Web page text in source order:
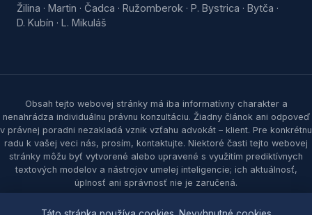
Žilina · Martin · Čadca · Ružomberok · P. Bystrica · Bytča ·
D. Kubín · L. Mikuláš
Obsah tejto webovej stránky má iba informatívny charakter a
nenahrádza individuálnu právnu konzultáciu. Žiadny článok ani odpoveď
v právnej poradni nezakladá vznik vzťahu advokát – klient. Pre konkrétnu
radu k vašej veci nás, prosím, kontaktujte. Niektoré časti tejto webovej
stránky môžu byť vytvorené alebo upravené s využitím prediktívnych
textových modelov a nástrojov umelej inteligencie; ich aktuálnosť,
úplnosť ani správnosť nie je zaručená.
© 2026 Samec & partners, s. r. o. Všetky práva vyhradené.